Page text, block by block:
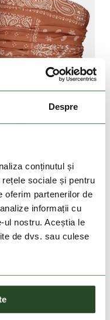
Despre
conținutul și
sociale și pentru
oferim partenerilor de
informații cu
ul nostru. Aceștia le
de dvs. sau culese
ONLINE
89 Lei 53 Lei